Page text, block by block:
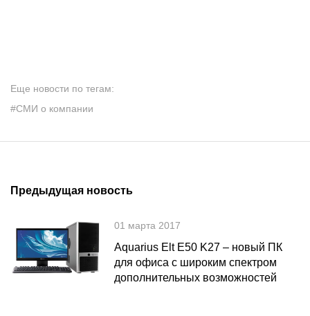
Еще новости по тегам:
#СМИ о компании
Предыдущая новость
01 марта 2017
Aquarius Elt E50 K27 – новый ПК
для офиса с широким спектром
дополнительных возможностей